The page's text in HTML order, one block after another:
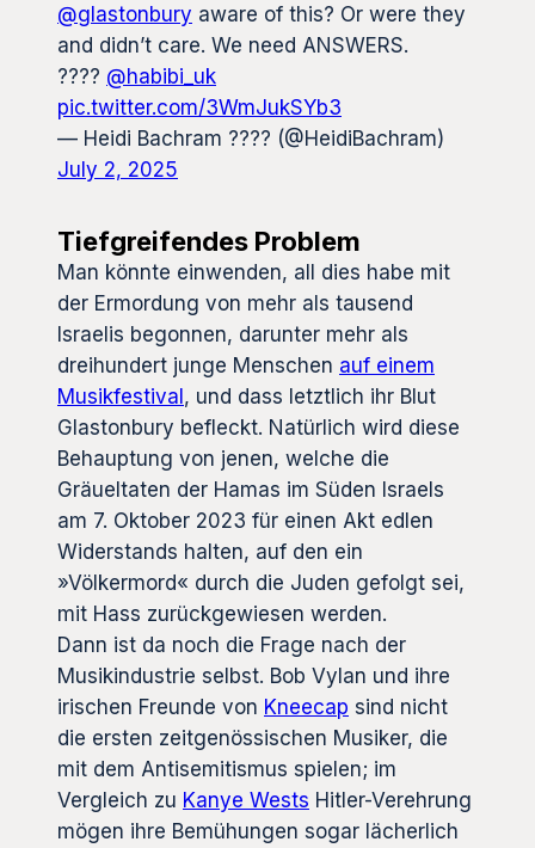
@glastonbury aware of this? Or were they
and didn’t care. We need ANSWERS.
???? @habibi_uk
pic.twitter.com/3WmJukSYb3
— Heidi Bachram ????️ (@HeidiBachram)
July 2, 2025
Tiefgreifendes Problem
Man könnte einwenden, all dies habe mit
der Ermordung von mehr als tausend
Israelis begonnen, darunter mehr als
dreihundert junge Menschen auf einem
Musikfestival, und dass letztlich ihr Blut
Glastonbury befleckt. Natürlich wird diese
Behauptung von jenen, welche die
Gräueltaten der Hamas im Süden Israels
am 7. Oktober 2023 für einen Akt edlen
Widerstands halten, auf den ein
»Völkermord« durch die Juden gefolgt sei,
mit Hass zurückgewiesen werden.
Dann ist da noch die Frage nach der
Musikindustrie selbst. Bob Vylan und ihre
irischen Freunde von Kneecap sind nicht
die ersten zeitgenössischen Musiker, die
mit dem Antisemitismus spielen; im
Vergleich zu Kanye Wests Hitler-Verehrung
mögen ihre Bemühungen sogar lächerlich